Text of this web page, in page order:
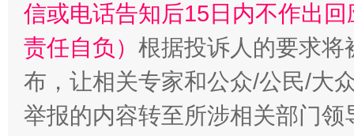
信或电话告知后15日内不作出
责任自负） 根据投诉人的要求将
布，让相关专家和公众/公民/大
举报的内容转至所涉相关部门